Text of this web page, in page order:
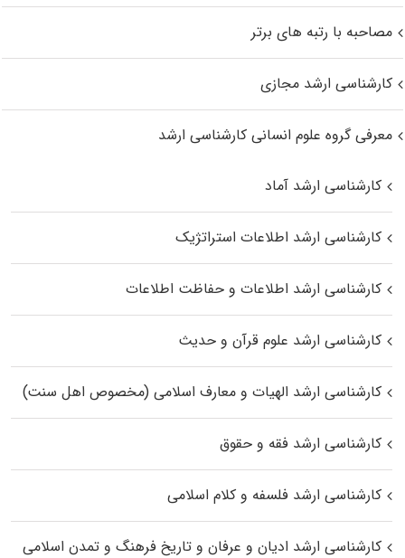
مصاحبه با رتبه های برتر
کارشناسی ارشد مجازی
معرفی گروه علوم انسانی کارشناسی ارشد
کارشناسی ارشد آماد
کارشناسی ارشد اطلاعات استراتژیک
کارشناسی ارشد اطلاعات و حفاظت اطلاعات
کارشناسی ارشد علوم قرآن و حدیث
کارشناسی ارشد الهیات و معارف اسلامی (مخصوص اهل سنت)
کارشناسی ارشد فقه و حقوق
کارشناسی ارشد فلسفه و کلام اسلامی
کارشناسی ارشد ادیان و عرفان و تاریخ فرهنگ و تمدن اسلامی